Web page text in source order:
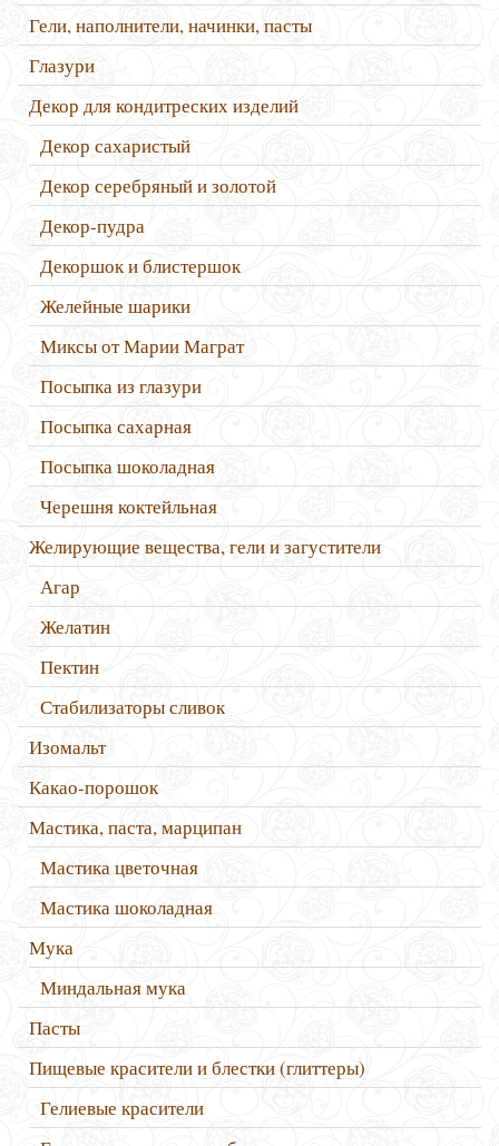
Гели, наполнители, начинки, пасты
Глазури
Декор для кондитреских изделий
Декор сахаристый
Декор серебряный и золотой
Декор-пудра
Декоршок и блистершок
Желейные шарики
Миксы от Марии Маграт
Посыпка из глазури
Посыпка сахарная
Посыпка шоколадная
Черешня коктейльная
Желирующие вещества, гели и загустители
Агар
Желатин
Пектин
Стабилизаторы сливок
Изомальт
Какао-порошок
Мастика, паста, марципан
Мастика цветочная
Мастика шоколадная
Мука
Миндальная мука
Пасты
Пищевые красители и блестки (глиттеры)
Гелиевые красители